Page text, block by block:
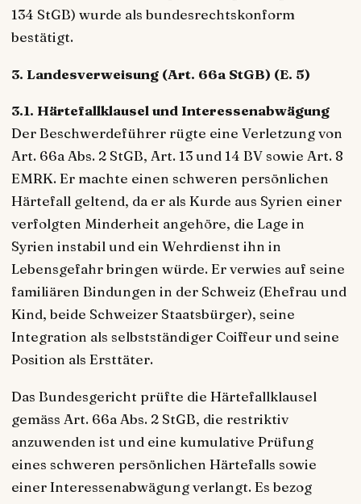
134 StGB) wurde als bundesrechtskonform
bestätigt.
3. Landesverweisung (Art. 66a StGB) (E. 5)
3.1. Härtefallklausel und Interessenabwägung
Der Beschwerdeführer rügte eine Verletzung von
Art. 66a Abs. 2 StGB, Art. 13 und 14 BV sowie Art. 8
EMRK. Er machte einen schweren persönlichen
Härtefall geltend, da er als Kurde aus Syrien einer
verfolgten Minderheit angehöre, die Lage in
Syrien instabil und ein Wehrdienst ihn in
Lebensgefahr bringen würde. Er verwies auf seine
familiären Bindungen in der Schweiz (Ehefrau und
Kind, beide Schweizer Staatsbürger), seine
Integration als selbstständiger Coiffeur und seine
Position als Ersttäter.
Das Bundesgericht prüfte die Härtefallklausel
gemäss Art. 66a Abs. 2 StGB, die restriktiv
anzuwenden ist und eine kumulative Prüfung
eines schweren persönlichen Härtefalls sowie
einer Interessenabwägung verlangt. Es bezog